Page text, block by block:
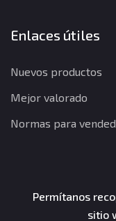
Enlaces útiles
Nuevos productos
Mejor valorado
Normas para
CuentasGO ©
Permítanos
sitio